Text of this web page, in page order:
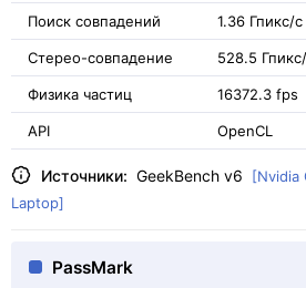
Поиск совпадений 1.36 Гпикс/с
Стерео-совпадение 528.5
Физика частиц 16372.3 fps
API OpenCL
Источники: GeekBench v6
[Nvidia
Laptop]
PassMark